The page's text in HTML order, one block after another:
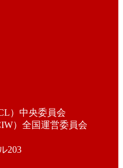
）中央委員会
）全国運営委員会
203